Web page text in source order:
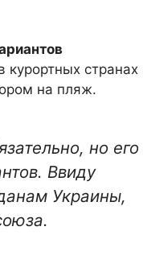
курортных странах
на пляж.
но его
Ввиду
Украины,